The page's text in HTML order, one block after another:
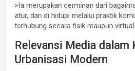
>Ia merupakan cerminan dari
atur, dan di hidupi melalui praktik
terhubung secara fisik maupun virtual.
Relevansi Media dalam
Urbanisasi Modern